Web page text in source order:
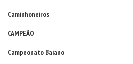
Caminhoneiros
CAMPEÃO
Campeonato Baiano